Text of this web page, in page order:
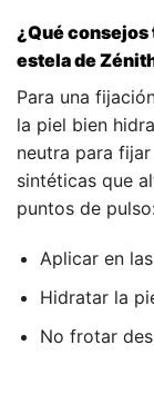
¿Qué
estela de
Para una
la piel bien
neutra para
sintéticas que
puntos de
Aplicar en
Hidratar la
No frotar